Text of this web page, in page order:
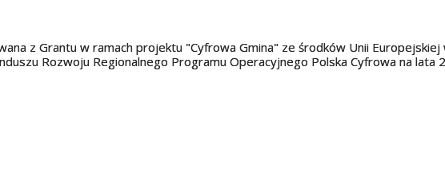
z Grantu w ramach projektu "Cyfrowa Gmina" ze środków Unii
Rozwoju Regionalnego Programu Operacyjnego Polska Cyfrowa na lata